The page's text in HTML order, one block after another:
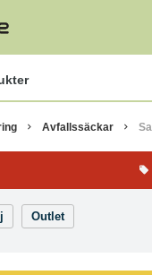
Avfallssäckar
Outlet